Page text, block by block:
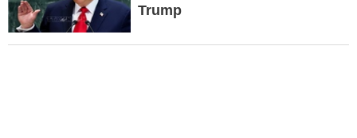
Trump